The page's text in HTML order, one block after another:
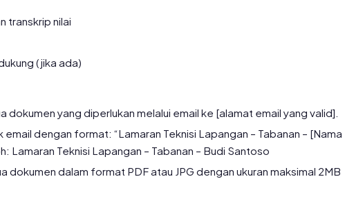
transkrip nilai
(jika ada)
dokumen yang diperlukan melalui email ke [alamat email yang valid].
email dengan format: “Lamaran Teknisi Lapangan – Tabanan – [Nama
Lamaran Teknisi Lapangan – Tabanan – Budi Santoso
dokumen dalam format PDF atau JPG dengan ukuran maksimal 2MB